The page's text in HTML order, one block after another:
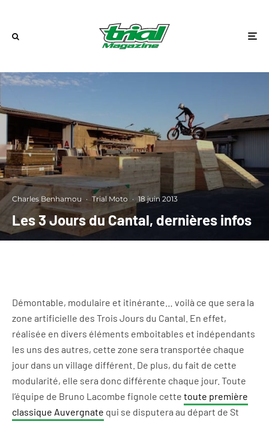
Charles Benhamou · Trial Moto · 18 juin 2013
Les 3 Jours du Cantal, dernières infos
Démontable, modulaire et itinérante… voilà ce que sera la
zone artificielle des Trois Jours du Cantal. En effet,
réalisée en divers éléments emboitables et indépendants
les uns des autres, cette zone sera transportée chaque
jour dans un village différent. De plus, du fait de cette
modularité, elle sera donc différente chaque jour. Toute
l’équipe de Bruno Lacombe fignole cette toute première
classique Auvergnate qui se disputera au départ de St